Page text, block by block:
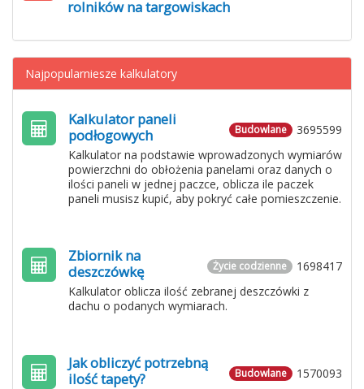
rolników na targowiskach
Najpopularniesze kalkulatory
3695599
Budowlane
Kalkulator paneli
podłogowych
Kalkulator na podstawie wprowadzonych wymiarów
powierzchni do obłożenia panelami oraz danych o
ilości paneli w jednej paczce, oblicza ile paczek
paneli musisz kupić, aby pokryć całe pomieszczenie.
1698417
Życie codzienne
Zbiornik na
deszczówkę
Kalkulator oblicza ilość zebranej deszczówki z
dachu o podanych wymiarach.
1570093
Budowlane
Jak obliczyć potrzebną
ilość tapety?